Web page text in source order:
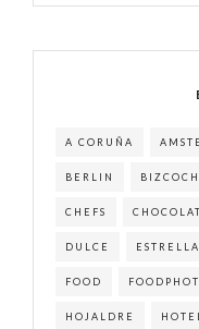
A CORUÑA
BERLIN
CHEFS
DULCE
FOOD
HOJALDRE HOTEL